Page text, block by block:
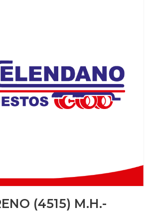
(4515) M.H.-